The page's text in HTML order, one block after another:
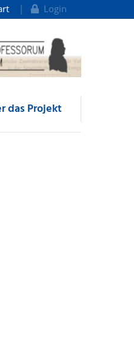
Login
das Projekt